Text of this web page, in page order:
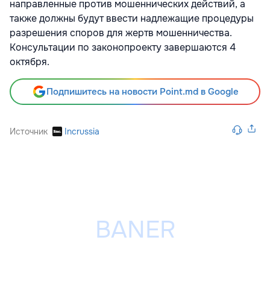
направленные против мошеннических действий, а
также должны будут ввести надлежащие процедуры
разрешения споров для жертв мошенничества.
Консультации по законопроекту завершаются 4
октября.
Подпишитесь на новости Point.md в Google
Источник Incrussia